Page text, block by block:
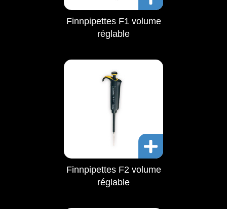
Finnpipettes F1 volume
réglable
Finnpipettes F2 volume
réglable